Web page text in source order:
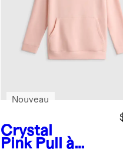
Crystal
Pink Pull à
Nouveau